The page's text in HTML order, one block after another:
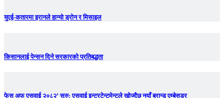
युएई-कतारमा इरानले हान्यो ड्रोन र मिसाइल
किसानलाई पेन्सन दिने सरकारको प्रतिबद्धता
फेस अफ एसवाई २०८२’ सुरु: एसवाई इन्टरटेन्टमेन्टले खोज्दैछ नयाँ ब्रान्ड एम्बेसडर